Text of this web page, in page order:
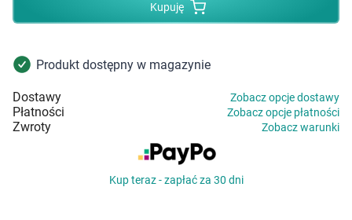
Mężczyzna
Zdrowy styl życia
Zabawki
Kupuję
Produkt dostępny w magazynie
Dostawy Zobacz opcje dostawy
Płatności Zobacz opcje płatności
Zwroty Zobacz warunki
Kup teraz - zapłać za 30 dni